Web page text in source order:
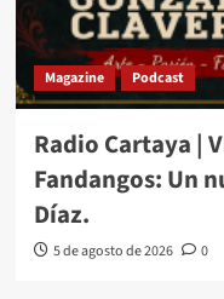
Magazine Podcast
Radio Cartaya |
Fandangos: Un
Díaz.
5 de agosto de 2026 0